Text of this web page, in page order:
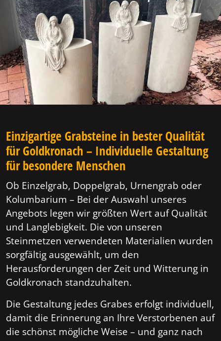
Einzigartige Grabsteine in bester Qualität
für Goldkronach – Individuelle Gestaltung
für besondere Menschen
Ob Einzelgrab, Doppelgrab, Urnengrab oder
Kolumbarium – Bei der Auswahl unseres
Angebots legen wir größten Wert auf Qualität
und Langlebigkeit. Die von unseren
Steinmetzen verwendeten Materialien wurden
sorgfältig ausgewählt, um den
Herausforderungen der Zeit und Witterung in
Goldkronach standzuhalten.
Die Gestaltung jedes Grabes erfolgt individuell,
damit die Erinnerung an Ihre Verstorbenen auf
die schönst mögliche Weise – und ganz nach